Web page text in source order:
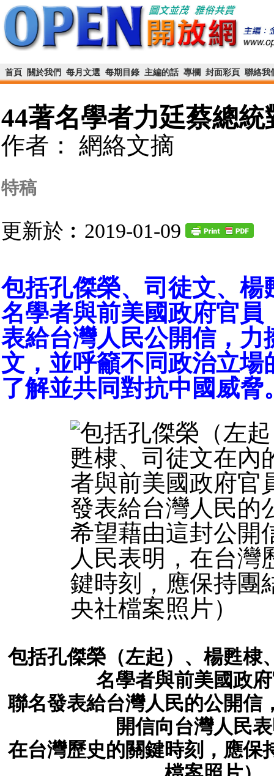
首頁 關於我們 每月文選 每期目錄 主編的話 專欄 封面彩頁 聯絡我
44著名學者力廷蔡總統
作者： 網絡文摘
特稿
更新於︰2019-01-09
包括孔傑榮、司徒文、楊
名學者與前美國政府官員
表給台灣人民公開信，力
文，並呼籲不同政治立場
了解並共同對抗中國威脅
包括孔傑榮（左起）、楊甦棣
名學者與前美國政
聯名發表給台灣人民的公開信
開信向台灣人民
在台灣歷史的關鍵時刻，應保